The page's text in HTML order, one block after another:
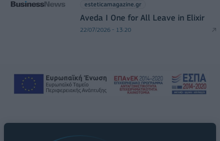
esteticamagazine.gr
Aveda I One for All Leave in Elixir
22/07/2026 - 13:20